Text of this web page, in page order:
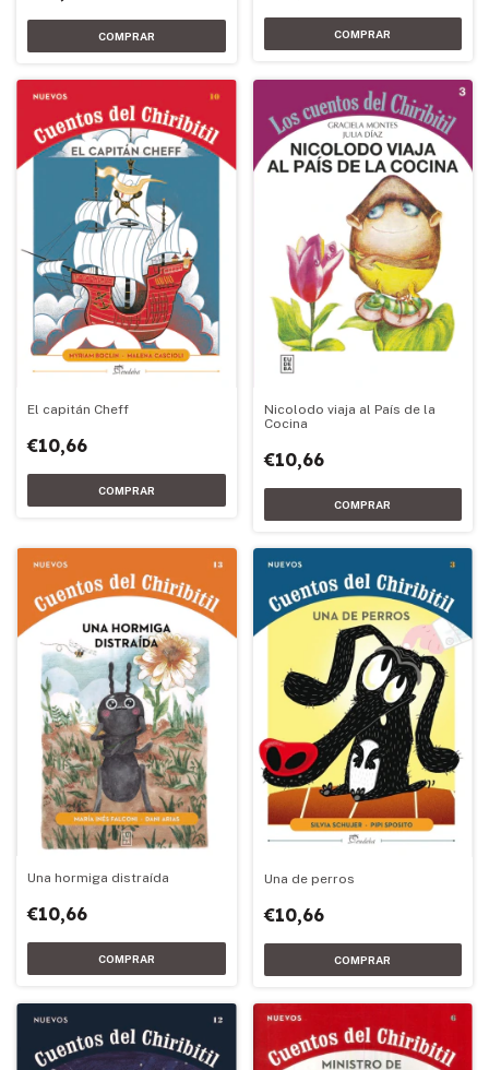
El capitán Cheff
€10,66
Nicolodo viaja al País de la
Cocina
€10,66
Una hormiga distraída
€10,66
Una de perros
€10,66